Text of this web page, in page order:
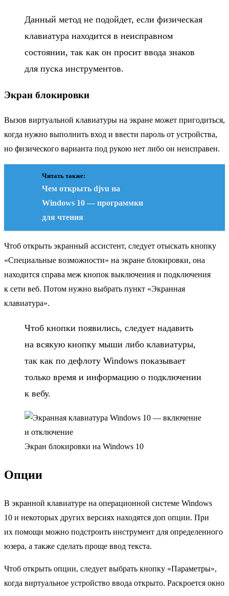
Данный метод не подойдет, если физическая
клавиатура находится в неисправном
состоянии, так как он просит ввода знаков
для пуска инструментов.
Экран блокировки
Вызов виртуальной клавиатуры на экране может пригодиться,
когда нужно выполнить вход и ввести пароль от устройства,
но физического варианта под рукою нет либо он неисправен.
Читать также:
Чем открыть djvu на
Windows 10 — программки
для чтения
Чтоб открыть экранный ассистент, следует отыскать кнопку
«Специальные возможности» на экране блокировки, она
находится справа меж кнопок выключения и подключения
к сети веб. Потом нужно выбрать пункт «Экранная
клавиатура».
Чтоб кнопки появились, следует надавить
на всякую кнопку мыши либо клавиатуры,
так как по дефлоту Windows показывает
только время и информацию о подключении
к вебу.
Экран блокировки на Windows 10
Опции
В экранной клавиатуре на операционной системе Windows
10 и некоторых других версиях находятся доп опции. При
их помощи можно подстроить инструмент для определенного
юзера, а также сделать проще ввод текста.
Чтоб открыть опции, следует выбрать кнопку «Параметры»,
когда виртуальное устройство ввода открыто. Раскроется окно